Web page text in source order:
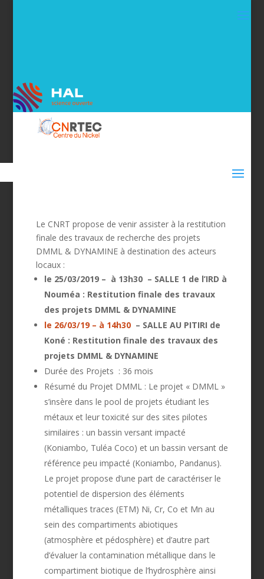
Le CNRT propose de venir assister à la restitution
finale des travaux de recherche des projets
DMML & DYNAMINE à destination des acteurs
locaux :
le 25/03/2019 – à 13h30 – SALLE 1 de l’IRD à
Nouméa : Restitution finale des travaux
des projets DMML & DYNAMINE
le 26/03/19 – à 14h30 – SALLE AU PITIRI de
Koné : Restitution finale des travaux des
projets DMML & DYNAMINE
Durée des Projets : 36 mois
Résumé du Projet DMML : Le projet « DMML »
s’insère dans le pool de projets étudiant les
métaux et leur toxicité sur des sites pilotes
similaires : un bassin versant impacté
(Koniambo, Tuléa Coco) et un bassin versant de
référence peu impacté (Koniambo, Pandanus).
Le projet propose d’une part de caractériser le
potentiel de dispersion des éléments
métalliques traces (ETM) Ni, Cr, Co et Mn au
sein des compartiments abiotiques
(atmosphère et pédosphère) et d’autre part
d’évaluer la contamination métallique dans le
compartiment biotique de l’hydrosphère ainsi